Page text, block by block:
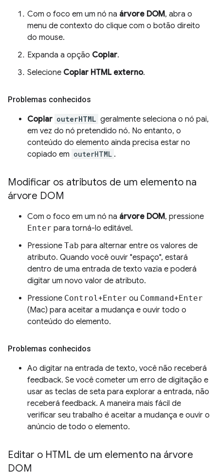
Com o foco em um nó na árvore DOM, abra o
menu de contexto do clique com o botão direito
do mouse.
Expanda a opção Copiar.
Selecione Copiar HTML externo.
Problemas conhecidos
Copiar outerHTML geralmente seleciona o nó pai,
em vez do nó pretendido nó. No entanto, o
conteúdo do elemento ainda precisa estar no
copiado em outerHTML .
Modificar os atributos de um elemento na
árvore DOM
Com o foco em um nó na árvore DOM, pressione
Enter para torná-lo editável.
Pressione Tab para alternar entre os valores de
atributo. Quando você ouvir "espaço", estará
dentro de uma entrada de texto vazia e poderá
digitar um novo valor de atributo.
Pressione Control+Enter ou Command+Enter
(Mac) para aceitar a mudança e ouvir todo o
conteúdo do elemento.
Problemas conhecidos
Ao digitar na entrada de texto, você não receberá
feedback. Se você cometer um erro de digitação e
usar as teclas de seta para explorar a entrada, não
receberá feedback. A maneira mais fácil de
verificar seu trabalho é aceitar a mudança e ouvir o
anúncio de todo o elemento.
Editar o HTML de um elemento na árvore
DOM